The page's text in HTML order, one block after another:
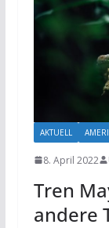
AKTUELL
8. April 2022
Tren
andere